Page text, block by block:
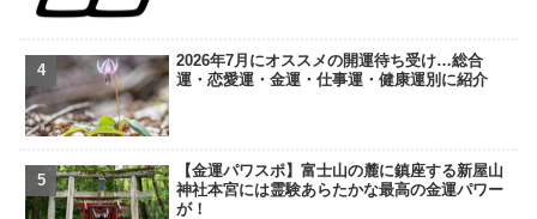
2026年7月にオススメの開運待ち受け…総合
運・恋愛運・金運・仕事運・健康運別に紹介
【金運パワスポ】富士山の麓に鎮座する新屋山
神社本宮には霊験あらたかな最高の金運パワー
が！